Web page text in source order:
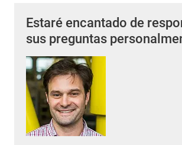
Estaré encantado de
sus preguntas